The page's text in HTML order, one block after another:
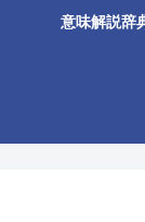
意味解説辞